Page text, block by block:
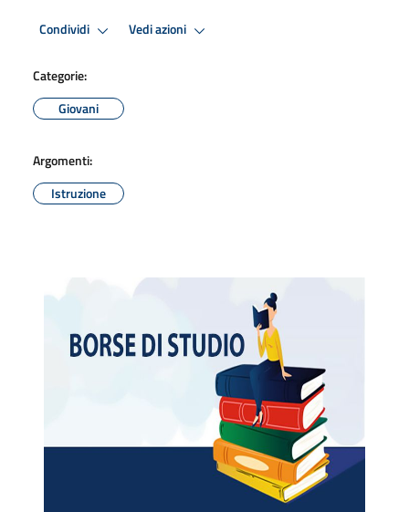
Condividi Vedi azioni
Categorie:
Giovani
Argomenti:
Istruzione